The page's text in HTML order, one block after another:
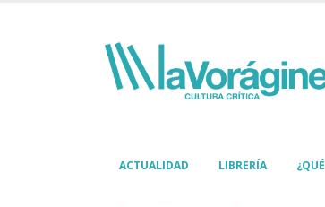
ACTUALIDAD LIBRERÍA